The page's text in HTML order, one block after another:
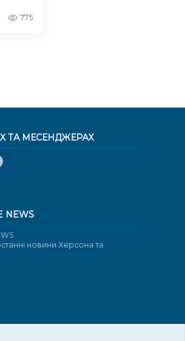
775
ТА МЕСЕНДЖЕРАХ
NEWS
новини Херсона та